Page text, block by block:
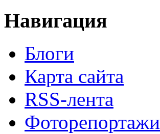
Навигация
Блоги
Карта сайта
RSS-лента
Фоторепортажи